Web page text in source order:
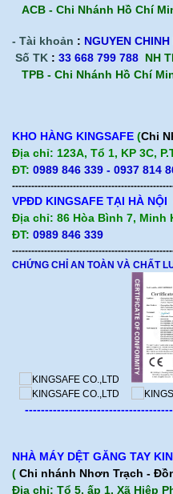
ACB - Chi Nhánh Hồ Chí
- Tài khoản : NGUYEN CHINH
Số TK : 33 668 799 788 NH
TPB - Chi Nhánh Hồ Chí
KHO HÀNG KINGSAFE (Chi
Địa chỉ: 123A, Tổ 1, KP 3C,
ĐT: 0989 846 339 - 0937 814
VPĐD KINGSAFE TẠI HÀ NỘI
Địa chỉ: 86 Hòa Bình 7, Minh
ĐT: 0989 846 339
CHỨNG CHỈ AN TOÀN VÀ CHẤT
NHÀ MÁY DỆT GĂNG TAY
( Chi nhánh Nhơn Trạch -
Địa chỉ: Tổ 5, ấp 1, Xã Hiệp